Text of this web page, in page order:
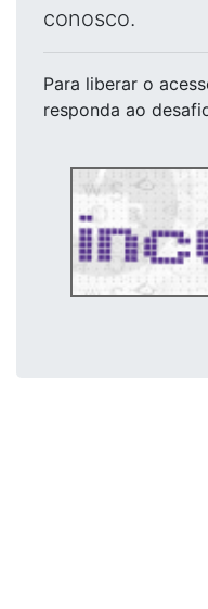
conosco.
Para liberar o
responda ao